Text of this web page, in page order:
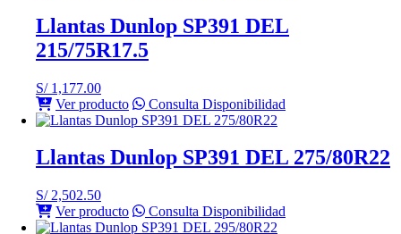
Llantas Dunlop SP391 DEL
215/75R17.5
S/1,177.00
Ver producto
Consulta Disponibilidad
Llantas Dunlop SP391 DEL 275/80R22
S/2,502.50
Ver producto
Consulta Disponibilidad